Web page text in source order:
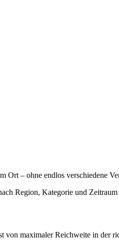
– ohne endlos verschiedene
Region, Kategorie und Zeitraum
von maximaler Reichweite in der